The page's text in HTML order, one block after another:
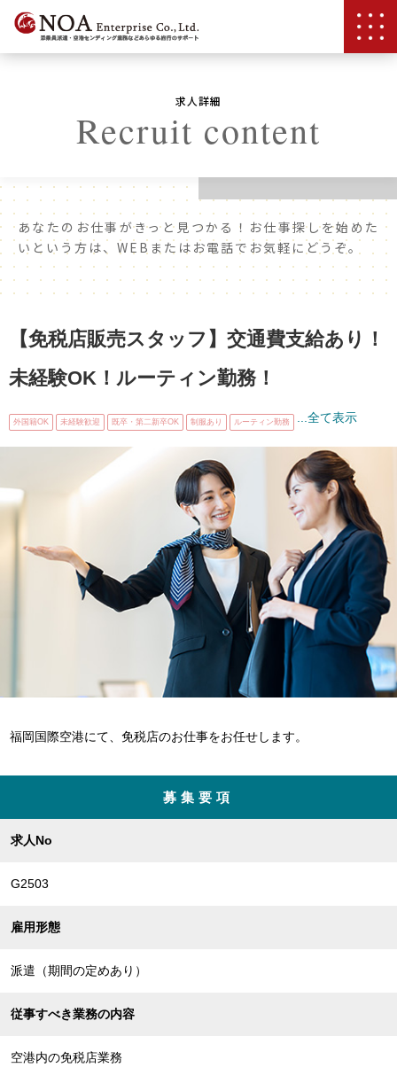
求人詳細
Recruit content
あなたのお仕事がきっと見つかる！お仕事探しを始めた
いという方は、WEBまたはお電話でお気軽にどうぞ。
【免税店販売スタッフ】交通費支給あり！
未経験OK！ルーティン勤務！
外国籍OK 未経験歓迎 既卒・第二新卒OK 制服あり ルーティン勤務 ...全て表示
福岡国際空港にて、免税店のお仕事をお任せします。
募集要項
求人No
G2503
雇用形態
派遣（期間の定めあり）
従事すべき業務の内容
空港内の免税店業務